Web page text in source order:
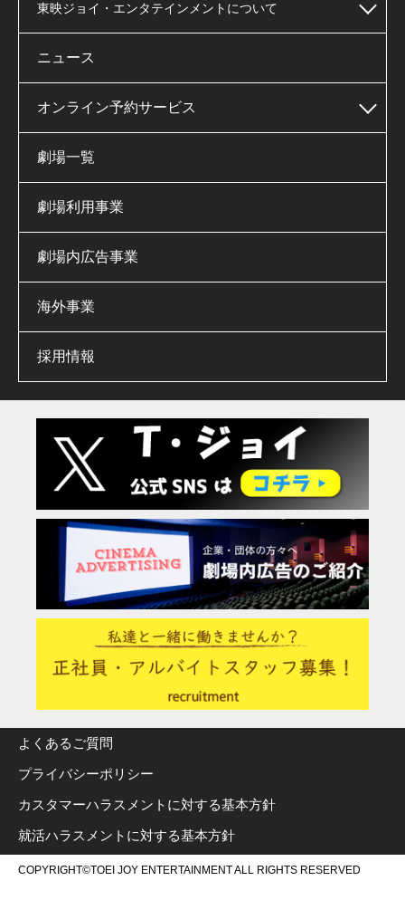
東映ジョイ・エンタテインメントについて
ニュース
オンライン予約サービス
劇場一覧
劇場利用事業
劇場内広告事業
海外事業
採用情報
よくあるご質問
プライバシーポリシー
カスタマーハラスメントに対する基本方針
就活ハラスメントに対する基本方針
COPYRIGHT©TOEI JOY ENTERTAINMENT ALL RIGHTS RESERVED